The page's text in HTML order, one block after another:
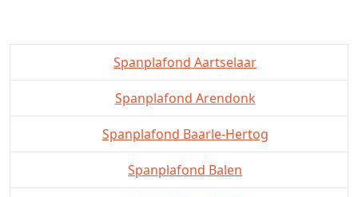
Spanplafond Aartselaar
Spanplafond Arendonk
Spanplafond Baarle-Hertog
Spanplafond Balen